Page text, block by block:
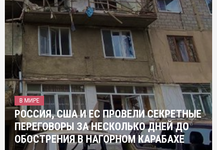
В МИРЕ
РОССИЯ, США И ЕС ПРОВЕЛИ СЕКРЕТНЫЕ
ПЕРЕГОВОРЫ ЗА НЕСКОЛЬКО ДНЕЙ ДО
ОБОСТРЕНИЯ В НАГОРНОМ КАРАБАХЕ